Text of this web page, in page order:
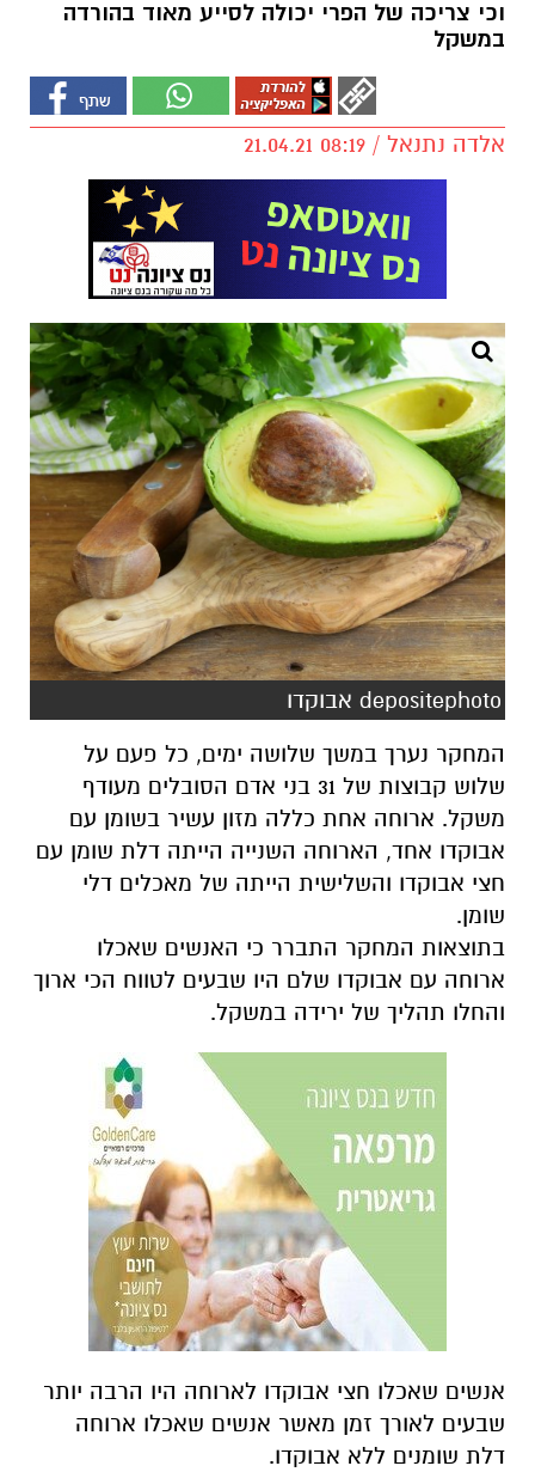
וכי צריכה של הפרי יכולה לסייע מאוד בהורדה
במשקל
אלדה נתנאל / 08:19 21.04.21
depositephoto אבוקדו
המחקר נערך במשך שלושה ימים, כל פעם על
שלוש קבוצות של 31 בני אדם הסובלים מעודף
משקל. ארוחה אחת כללה מזון עשיר בשומן עם
אבוקדו אחד, הארוחה השנייה הייתה דלת שומן עם
חצי אבוקדו והשלישית הייתה של מאכלים דלי
שומן.
בתוצאות המחקר התברר כי האנשים שאכלו
ארוחה עם אבוקדו שלם היו שבעים לטווח הכי ארוך
והחלו תהליך של ירידה במשקל.
אנשים שאכלו חצי אבוקדו לארוחה היו הרבה יותר
שבעים לאורך זמן מאשר אנשים שאכלו ארוחה
דלת שומנים ללא אבוקדו.